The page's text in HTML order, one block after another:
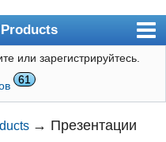
или зарегистрируйтесь.
61
→ Презентации